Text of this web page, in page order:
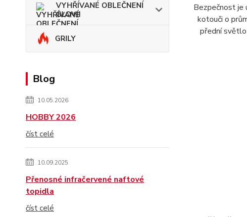
VYHŘÍVANÉ OBLEČNENÍ
GLOVII
GRILY
Blog
10.05.2026
HOBBY 2026
číst celé
10.09.2025
Přenosné infračervené naftové
topidla
číst celé
Bezpečnost je
kotouči o
přední